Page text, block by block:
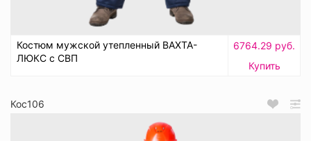
Костюм мужской утепленный ВАХТА-
ЛЮКС с СВП
6764.29 руб.
Купить
Кос106